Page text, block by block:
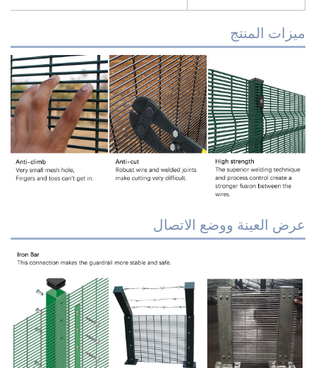
المنتج
العينة ووضع الاتصال